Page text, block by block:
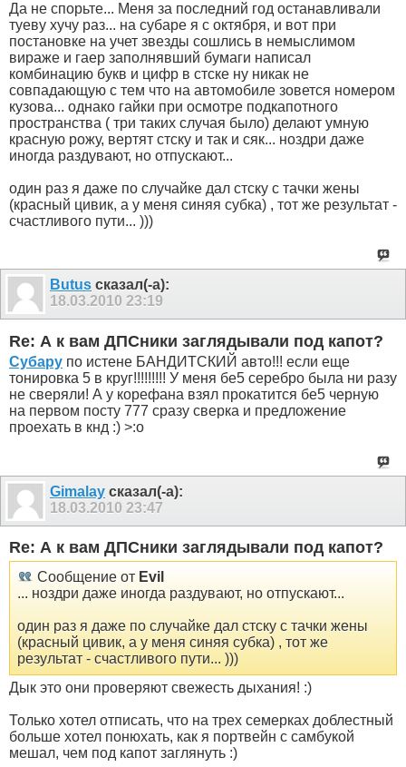
Да не спорьте... Меня за последний год останавливали
туеву хучу раз... на субаре я с октября, и вот при
постановке на учет звезды сошлись в немыслимом
вираже и гаер заполнявший бумаги написал
комбинацию букв и цифр в стске ну никак не
совпадающую с тем что на автомобиле зовется номером
кузова... однако гайки при осмотре подкапотного
пространства ( три таких случая было) делают умную
красную рожу, вертят стску и так и сяк... ноздри даже
иногда раздувают, но отпускают...
один раз я даже по случайке дал стску с тачки жены
(красный цивик, а у меня синяя субка) , тот же результат -
счастливого пути... )))
Butus сказал(-а):
18.03.2010 23:19
Re: А к вам ДПСники заглядывали под капот?
Субару по истене БАНДИТСКИЙ авто!!! если еще
тонировка 5 в круг!!!!!!!!! У меня бе5 серебро была ни разу
не сверяли! А у корефана взял прокатится бе5 черную
на первом посту 777 сразу сверка и предложение
проехать в кнд :) >:o
Gimalay сказал(-а):
18.03.2010 23:47
Re: А к вам ДПСники заглядывали под капот?
Сообщение от Evil
... ноздри даже иногда раздувают, но отпускают...
один раз я даже по случайке дал стску с тачки жены
(красный цивик, а у меня синяя субка) , тот же
результат - счастливого пути... )))
Дык это они проверяют свежесть дыхания! :)
Только хотел отписать, что на трех семерках доблестный
больше хотел понюхать, как я портвейн с самбукой
мешал, чем под капот заглянуть :)